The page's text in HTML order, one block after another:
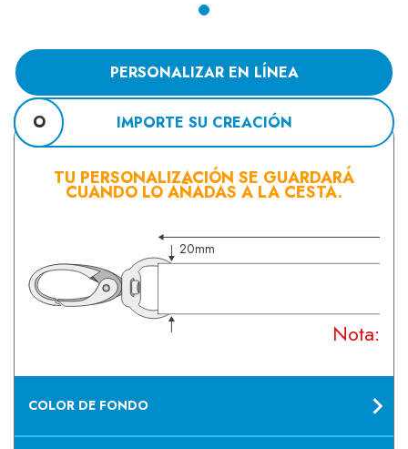
PERSONALIZAR EN LÍNEA
O IMPORTE SU CREACIÓN
TU PERSONALIZACIÓN SE GUARDARÁ
CUANDO LO AÑADAS A LA CESTA.
20mm
Nota:
COLOR DE FONDO